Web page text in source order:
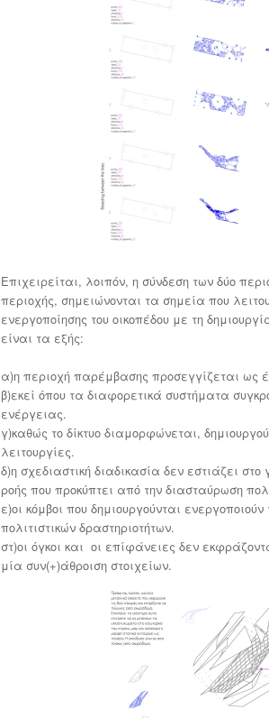
Επιχειρείται, λοιπόν, η σύνδεση των δύο
περιοχής, σημειώνονται τα σημεία που
ενεργοποίησης του οικοπέδου με τη
είναι τα εξής:
α)η περιοχή παρέμβασης προσεγγίζεται ως
β)εκεί όπου τα διαφορετικά συστήματα
ενέργειας.
γ)καθώς το δίκτυο διαμορφώνεται,
λειτουργίες.
δ)η σχεδιαστική διαδικασία δεν εστιάζει
ροής που προκύπτει από την διασταύρωση
ε)οι κόμβοι που δημιουργούνται
πολιτιστικών δραστηριοτήτων.
στ)οι όγκοι και οι επίφάνειες δεν
μία συν(+)άθροιση στοιχείων.